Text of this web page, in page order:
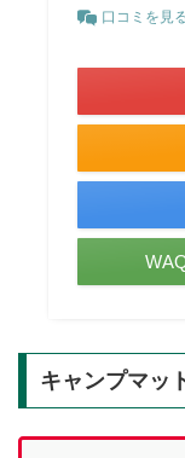
口コミを見
キャンプマッ